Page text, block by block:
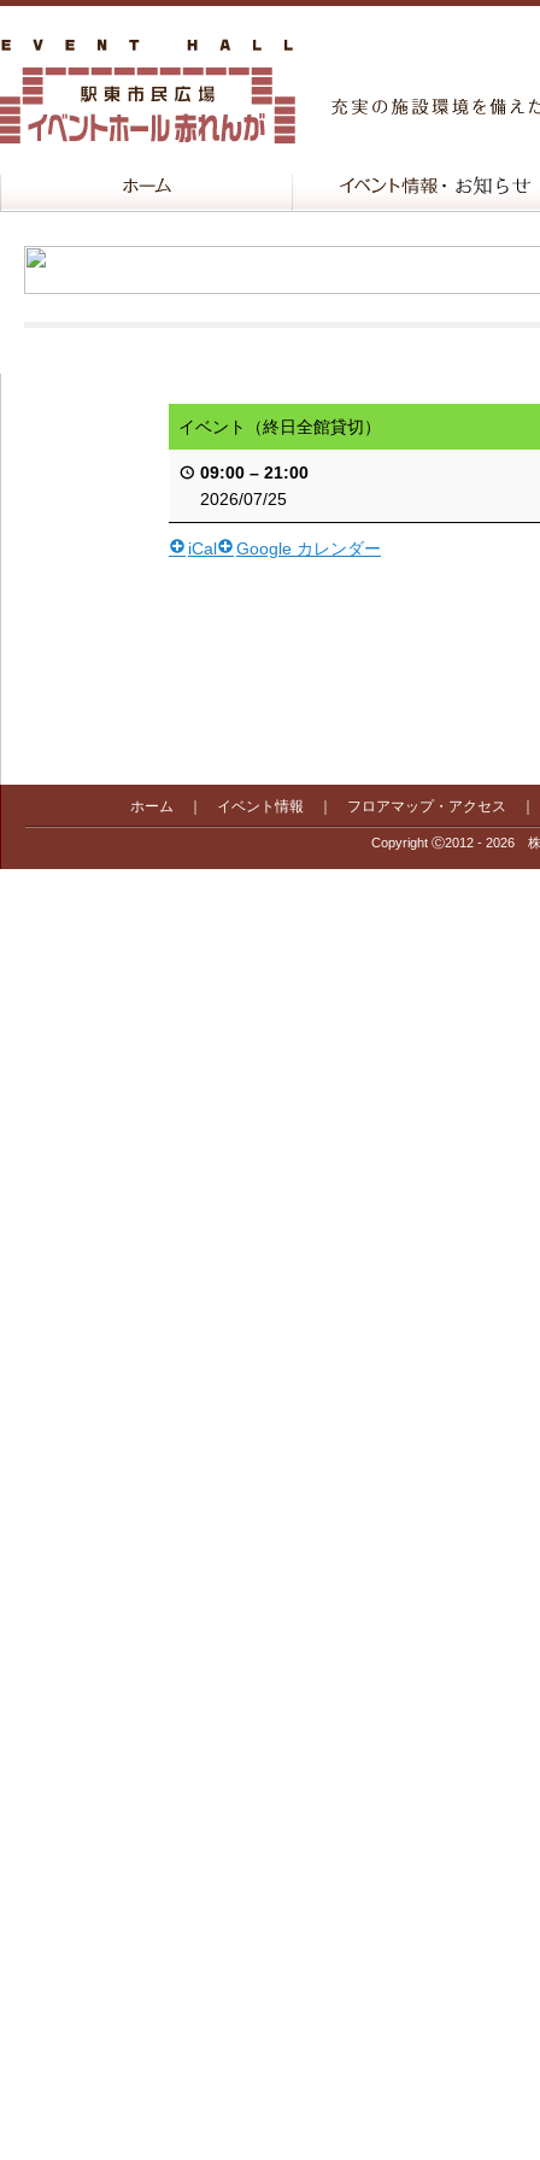
イベント（終日全館貸切）
09:00 – 21:00
2026/07/25
iCal Google カレンダー
ホーム イベント情報 フロアマップ・アクセス
Copyright Ⓒ2012 - 2026 株